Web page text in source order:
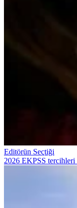
Editörün Seçtiği
2026 EKPSS tercihleri